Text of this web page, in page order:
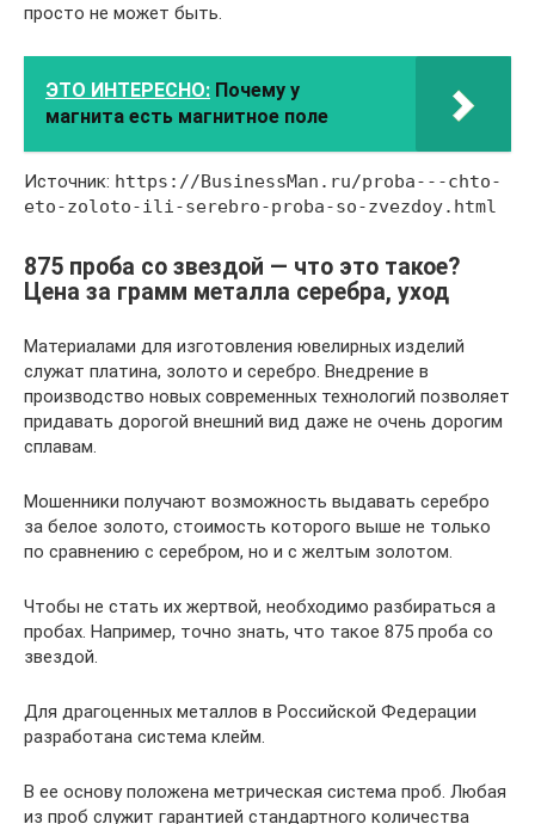
просто не может быть.
ЭТО ИНТЕРЕСНО: Почему у
магнита есть магнитное поле
Источник: https://BusinessMan.ru/proba---chto-
eto-zoloto-ili-serebro-proba-so-zvezdoy.html
875 проба со звездой — что это такое?
Цена за грамм металла серебра, уход
Материалами для изготовления ювелирных изделий
служат платина, золото и серебро. Внедрение в
производство новых современных технологий позволяет
придавать дорогой внешний вид даже не очень дорогим
сплавам.
Мошенники получают возможность выдавать серебро
за белое золото, стоимость которого выше не только
по сравнению с серебром, но и с желтым золотом.
Чтобы не стать их жертвой, необходимо разбираться а
пробах. Например, точно знать, что такое 875 проба со
звездой.
Для драгоценных металлов в Российской Федерации
разработана система клейм.
В ее основу положена метрическая система проб. Любая
из проб служит гарантией стандартного количества